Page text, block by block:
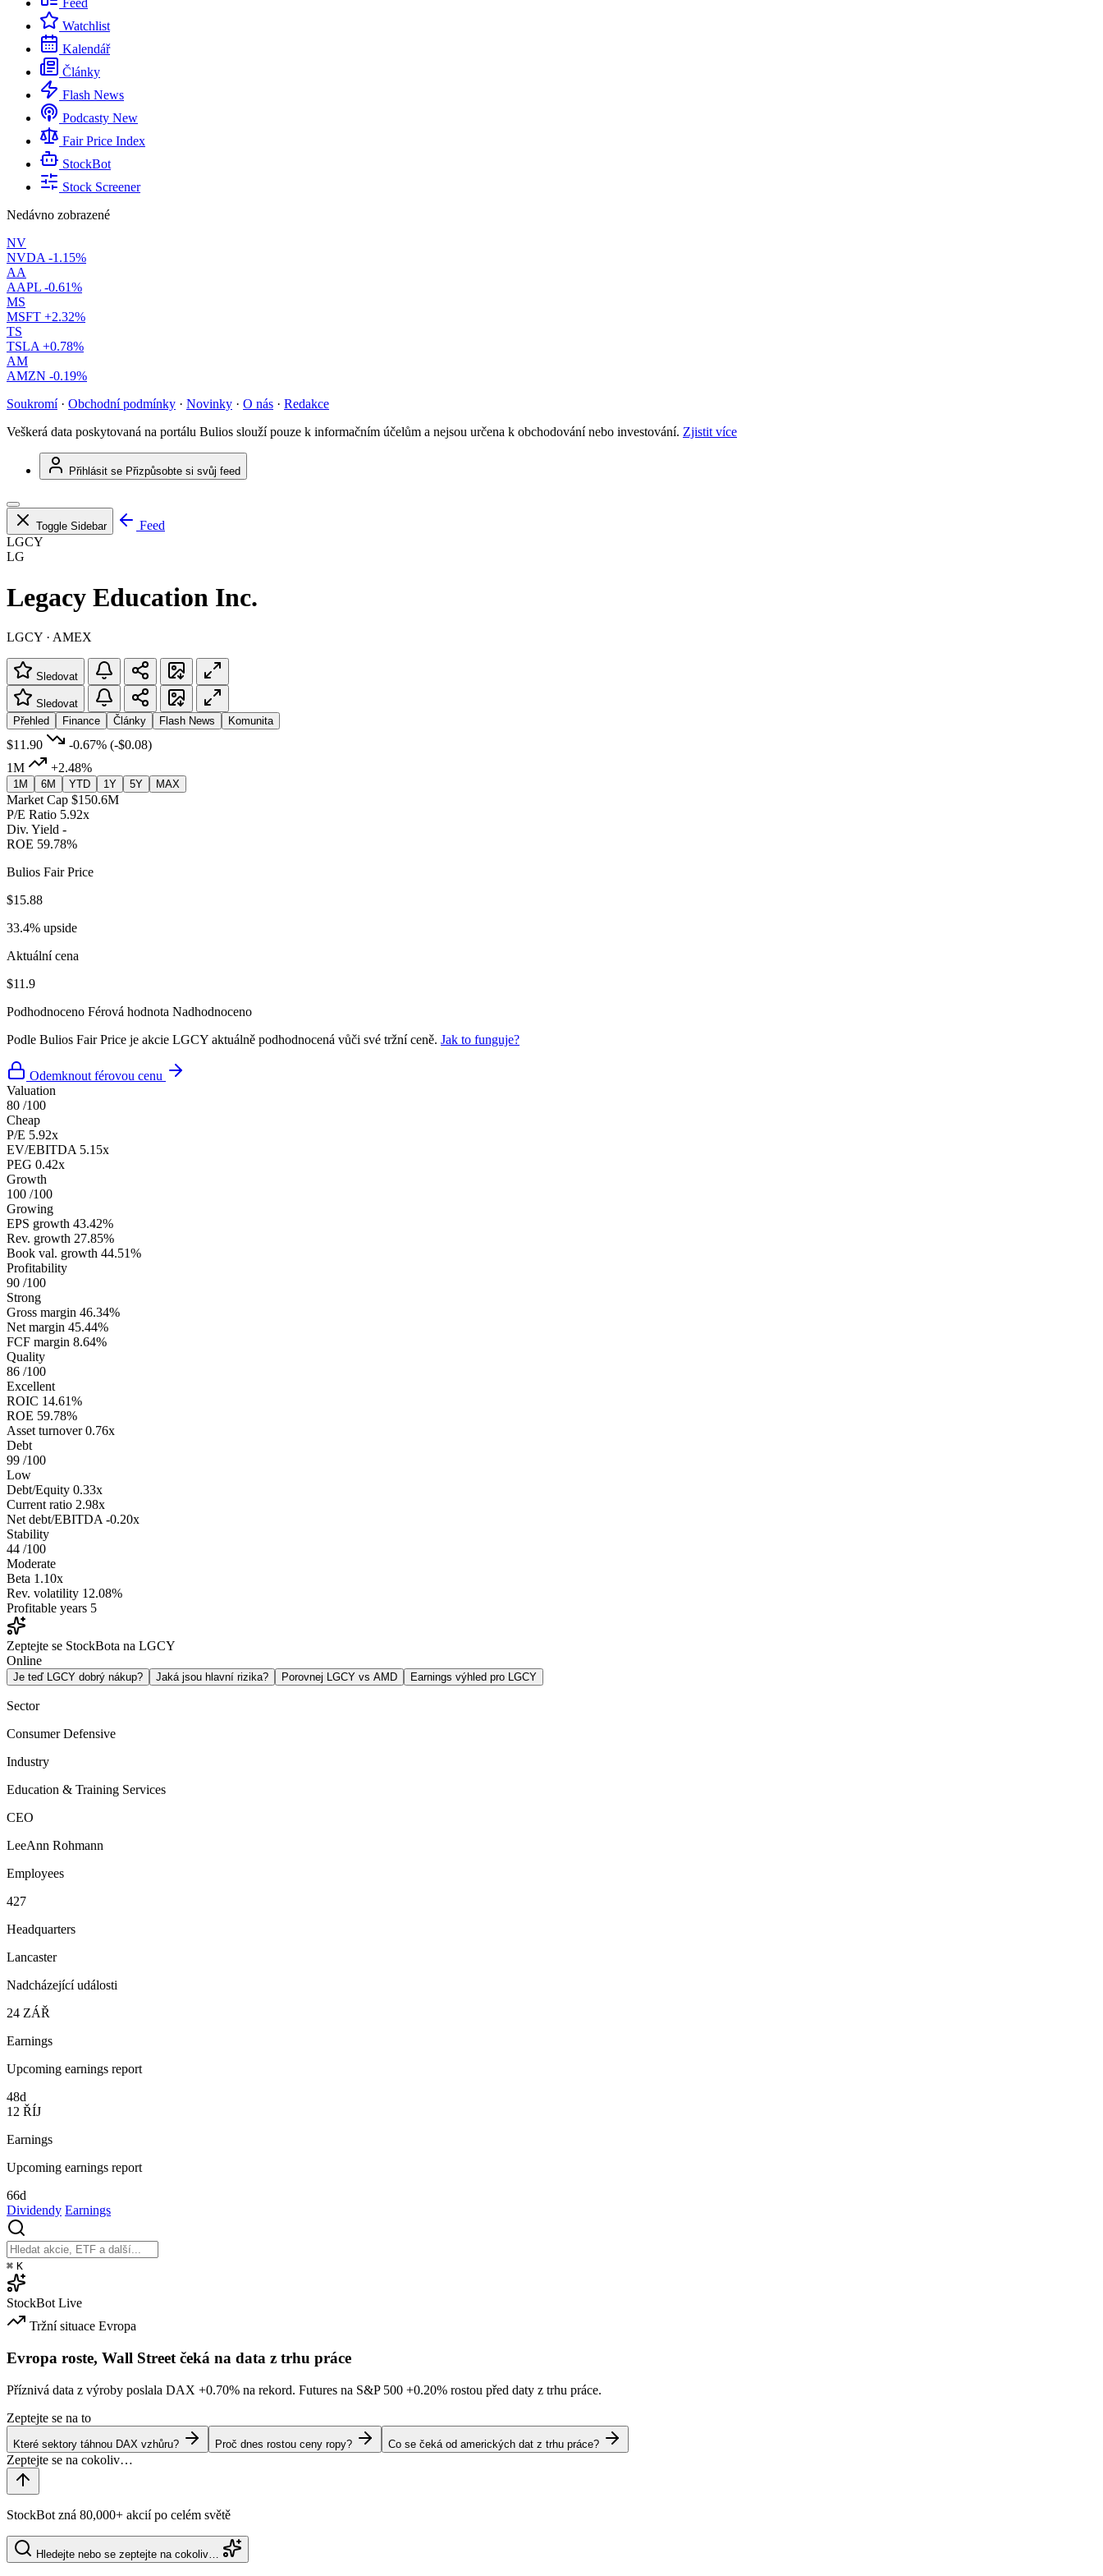
Feed
Watchlist
Kalendář
Články
Flash News
Podcasty New
Fair Price Index
StockBot
Stock Screener
Nedávno zobrazené
NV
NVDA -1.15%
AA
AAPL -0.61%
MS
MSFT +2.32%
TS
TSLA +0.78%
AM
AMZN -0.19%
Soukromí · Obchodní podmínky · Novinky · O nás · Redakce
Veškerá data poskytovaná na portálu Bulios slouží pouze k informačním účelům a nejsou určena k obchodování nebo investování. Zjistit více
Přihlásit se Přizpůsobte si svůj feed
Toggle Sidebar
Feed
LGCY
LG
Legacy Education Inc.
LGCY · AMEX
Sledovat
Sledovat
Přehled
Finance Články Flash News Komunita
$11.90 -0.67% (-$0.08)
1M
+2.48%
1M 6M YTD 1Y 5Y MAX
Market Cap $150.6M
P/E Ratio 5.92x
Div. Yield -
ROE 59.78%
Bulios Fair Price
$15.88
33.4% upside
Aktuální cena
$11.9
Podhodnoceno Férová hodnota Nadhodnoceno
Podle Bulios Fair Price je akcie LGCY aktuálně podhodnocená vůči své tržní ceně. Jak to funguje?
Odemknout férovou cenu
Valuation
80 /100
Cheap
P/E 5.92x
EV/EBITDA 5.15x
PEG 0.42x
Growth
100 /100
Growing
EPS growth 43.42%
Rev. growth 27.85%
Book val. growth 44.51%
Profitability
90 /100
Strong
Gross margin 46.34%
Net margin 45.44%
FCF margin 8.64%
Quality
86 /100
Excellent
ROIC 14.61%
ROE 59.78%
Asset turnover 0.76x
Debt
99 /100
Low
Debt/Equity 0.33x
Current ratio 2.98x
Net debt/EBITDA -0.20x
Stability
44 /100
Moderate
Beta 1.10x
Rev. volatility 12.08%
Profitable years 5
Zeptejte se StockBota na LGCY
Online
Je teď LGCY dobrý nákup? Jaká jsou hlavní rizika? Porovnej LGCY vs AMD Earnings výhled pro LGCY
Sector
Consumer Defensive
Industry
Education & Training Services
CEO
LeeAnn Rohmann
Employees
427
Headquarters
Lancaster
Nadcházející události
24 ZÁŘ
Earnings
Upcoming earnings report
48d
12 ŘÍJ
Earnings
Upcoming earnings report
66d
Dividendy Earnings
⌘ K
StockBot Live
Tržní situace Evropa
Evropa roste, Wall Street čeká na data z trhu práce
Příznivá data z výroby poslala DAX +0.70% na rekord. Futures na S&P 500 +0.20% rostou před daty z trhu práce.
Zeptejte se na to
Které sektory táhnou DAX vzhůru? Proč dnes rostou ceny ropy? Co se čeká od amerických dat z trhu práce?
StockBot zná 80,000+ akcií po celém světě
Hledejte nebo se zeptejte na cokoliv…